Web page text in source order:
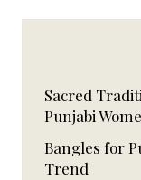
Sacred
Punjabi
Bangles for
Trend